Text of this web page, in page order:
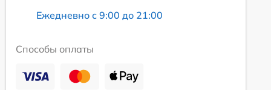
Ежедневно с 9:00 до 21:00
Способы оплаты